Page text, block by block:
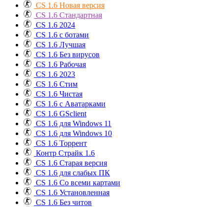
CS 1.6 Новая версия
CS 1.6 Стандартная
CS 1.6 2024
CS 1.6 с ботами
CS 1.6 Лучшая
CS 1.6 Без вирусов
CS 1.6 Рабочая
CS 1.6 2023
CS 1.6 Стим
CS 1.6 Чистая
CS 1.6 с Аватарками
CS 1.6 GSclient
CS 1.6 для Windows 11
CS 1.6 для Windows 10
CS 1.6 Торрент
Контр Страйк 1.6
CS 1.6 Старая версия
CS 1.6 для слабых ПК
CS 1.6 Со всеми картами
CS 1.6 Установленная
CS 1.6 Без читов